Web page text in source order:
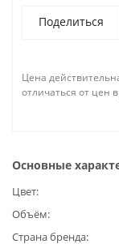
Поделиться
Цена
отличаться от цен
Основные
Цвет
Объём
Страна бренда